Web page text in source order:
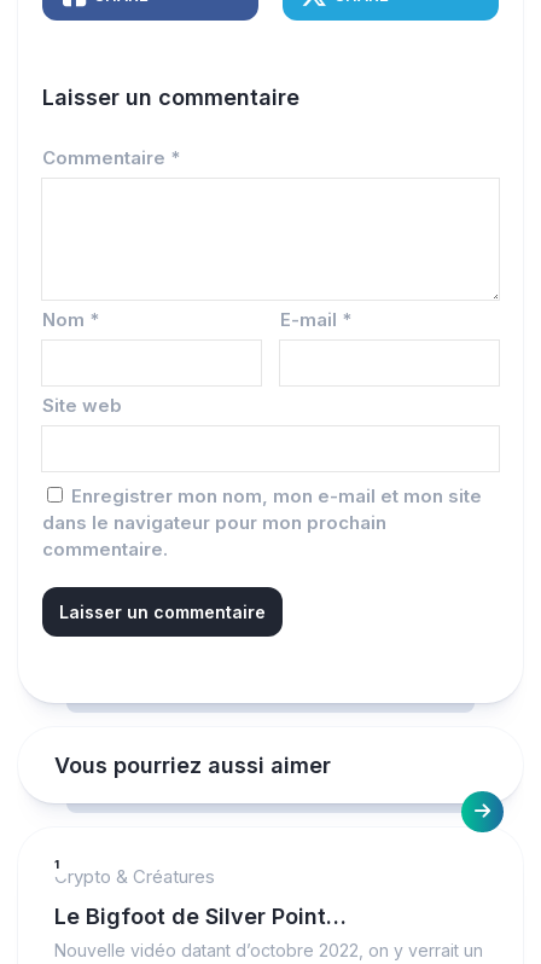
Laisser un commentaire
Commentaire *
Nom * E-mail *
Site web
Enregistrer mon nom, mon e-mail et mon site
dans le navigateur pour mon prochain
commentaire.
Vous pourriez aussi aimer
1
Crypto & Créatures
Le Bigfoot de Silver Point…
Nouvelle vidéo datant d’octobre 2022, on y verrait un